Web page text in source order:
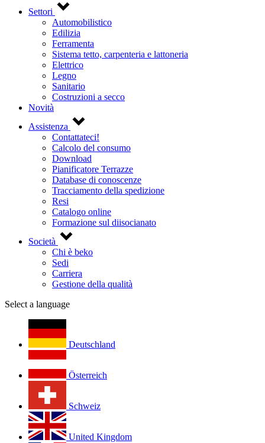
Settori
Automobilistico
Edilizia
Ferramenta
Sistema tetto, carpenteria e lattoneria
Elettrico
Legno
Sanitario
Costruzioni a secco
Novità
Assistenza
Contattateci!
Calcolo del consumo
Download
Pianificatore Terrazze
Database di conoscenze
Tracciamento della spedizione
Resi
Catalogo online
Formazione sul diisocianato
Società
Chi è beko
Sedi
Carriera
Gestione della qualità
Select a language
Deutschland
Österreich
Schweiz
United Kingdom